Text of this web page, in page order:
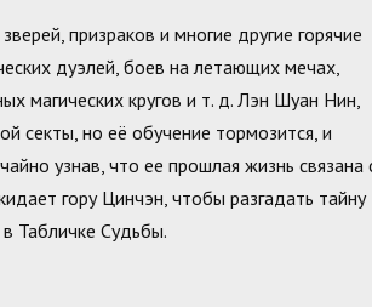
призраков и многие другие горячие
дуэлей, боев на летающих мечах,
магических кругов и т. д. Лэн Шуан Нин,
секты, но её обучение тормозится, и
узнав, что ее прошлая жизнь связана
гору Цинчэн, чтобы разгадать тайну
Табличке Судьбы.